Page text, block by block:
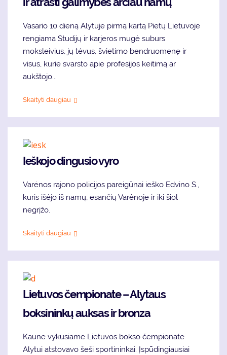
Vasario 10 dieną Alytuje pirmą kartą Pietų Lietuvoje
rengiama Studijų ir karjeros mugė suburs
moksleivius, jų tėvus, švietimo bendruomenę ir
visus, kurie svarsto apie profesijos keitimą ar
aukštojo...
Skaityti daugiau
Ieškojo dingusio vyro
Varėnos rajono policijos pareigūnai ieško Edvino S.,
kuris išėjo iš namų, esančių Varėnoje ir iki šiol
negrįžo.
Skaityti daugiau
Lietuvos čempionate – Alytaus
boksininkų auksas ir bronza
Kaune vykusiame Lietuvos bokso čempionate
Alytui atstovavo šeši sportininkai. Įspūdingiausiai